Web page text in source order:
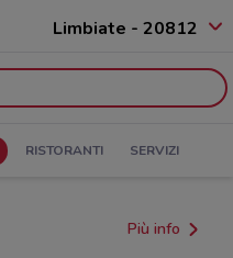
Limbiate - 20812
RISTORANTI SERVIZI
Più info